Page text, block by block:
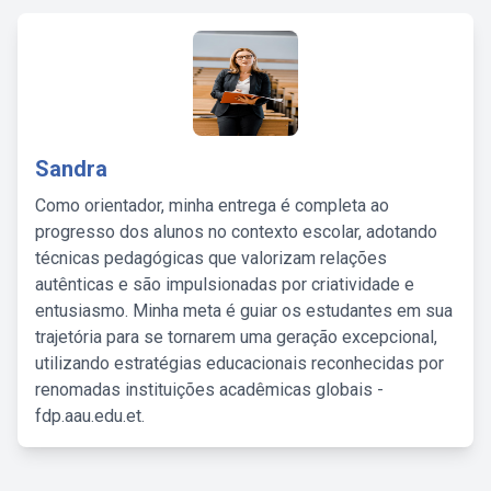
Sandra
Como orientador, minha entrega é completa ao
progresso dos alunos no contexto escolar, adotando
técnicas pedagógicas que valorizam relações
autênticas e são impulsionadas por criatividade e
entusiasmo. Minha meta é guiar os estudantes em sua
trajetória para se tornarem uma geração excepcional,
utilizando estratégias educacionais reconhecidas por
renomadas instituições acadêmicas globais -
fdp.aau.edu.et.